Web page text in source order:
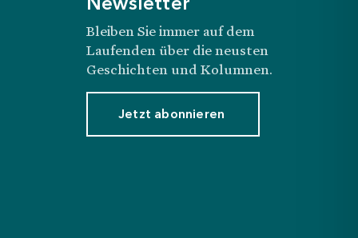
Newsletter
Bleiben Sie immer auf dem
Laufenden über die neusten
Geschichten und Kolumnen.
Jetzt abonnieren